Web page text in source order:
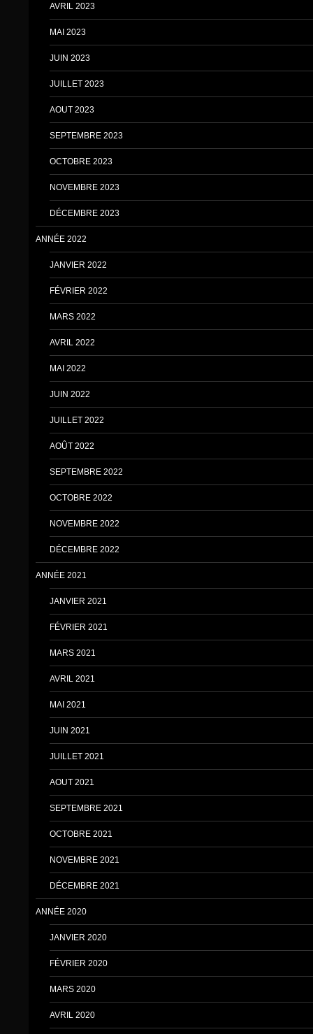
AVRIL 2023
MAI 2023
JUIN 2023
JUILLET 2023
AOUT 2023
SEPTEMBRE 2023
OCTOBRE 2023
NOVEMBRE 2023
DÉCEMBRE 2023
ANNÉE 2022
JANVIER 2022
FÉVRIER 2022
MARS 2022
AVRIL 2022
MAI 2022
JUIN 2022
JUILLET 2022
AOÛT 2022
SEPTEMBRE 2022
OCTOBRE 2022
NOVEMBRE 2022
DÉCEMBRE 2022
ANNÉE 2021
JANVIER 2021
FÉVRIER 2021
MARS 2021
AVRIL 2021
MAI 2021
JUIN 2021
JUILLET 2021
AOUT 2021
SEPTEMBRE 2021
OCTOBRE 2021
NOVEMBRE 2021
DÉCEMBRE 2021
ANNÉE 2020
JANVIER 2020
FÉVRIER 2020
MARS 2020
AVRIL 2020